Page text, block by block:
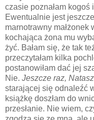
czasie poznałam kogoś
Ewentualnie jest
marnotrawny małżonek
kochająca żona mu
żyć. Bałam się, że tak
przeczytałam kilka
postanowiłam dać jej
Nie. Jeszcze raz,
starającej się odnaleźć
książkę doszłam do
przesłanie. Nie wiem,